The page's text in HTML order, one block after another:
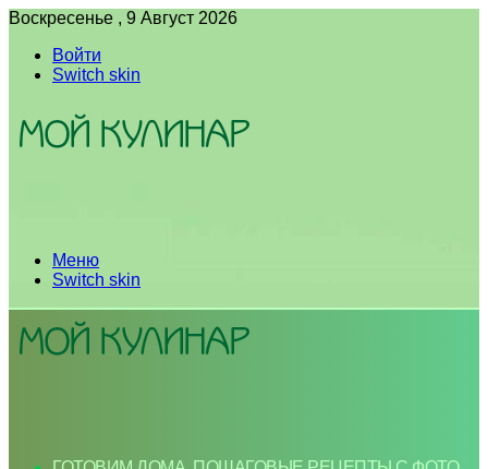
Воскресенье , 9 Август 2026
Войти
Switch skin
Меню
Switch skin